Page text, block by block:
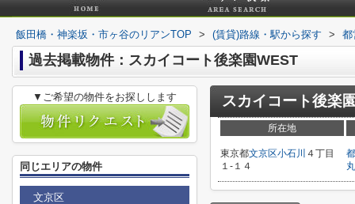
飯田橋・神楽坂・市ヶ谷のリアンTOP > (賃貸)路線・駅から探す > 都
過去掲載物件：スカイコート後楽園WEST
スカイコート後楽
所在地
東京都文京区小石川 ４丁目
１-１４
▼ご希望の物件をお探しします
同じエリアの物件
文京区